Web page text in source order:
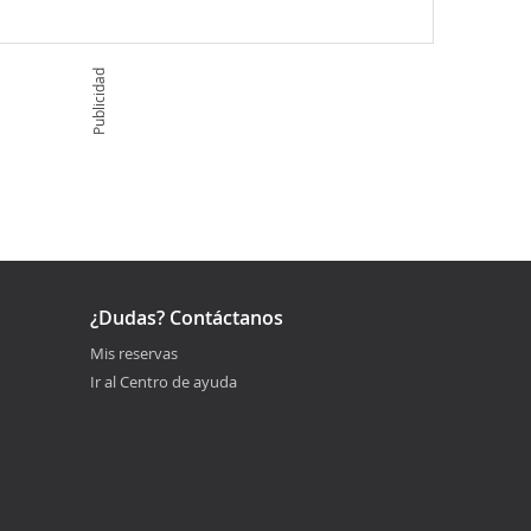
Publicidad
¿Dudas? Contáctanos
Mis reservas
Ir al Centro de ayuda